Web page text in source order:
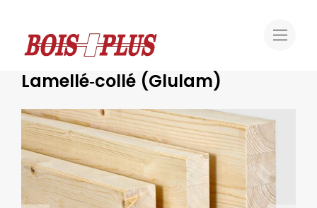
Lamellé‑collé (Glulam)